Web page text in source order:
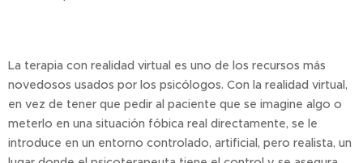
La terapia con realidad virtual es uno de los recursos más
novedosos usados ​​por los psicólogos. Con la realidad virtual,
en vez de tener que pedir al paciente que se imagine algo o
meterlo en una situación fóbica real directamente, se le
introduce en un entorno controlado, artificial, pero realista, un